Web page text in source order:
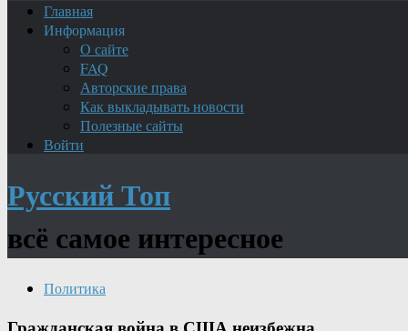
Главная
Информация
О сайте
FAQ
Авторские права
Как выкладывать новости
Полезные сайты
Войти
Русский Топ
всё самое интересное
Политика